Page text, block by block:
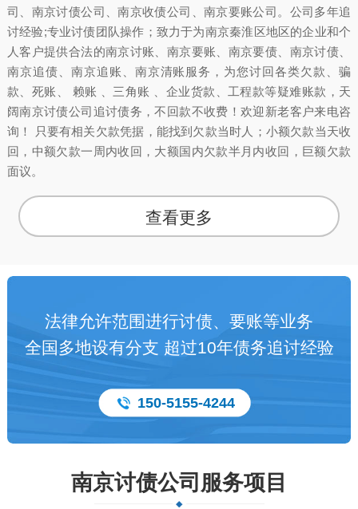
司、南京讨债公司、南京收债公司、南京要账公司。公司多年追
讨经验;专业讨债团队操作；致力于为南京秦淮区地区的企业和个
人客户提供合法的南京讨账、南京要账、南京要债、南京讨债、
南京追债、南京追账、南京清账服务，为您讨回各类欠款、骗
款、死账、 赖账 、三角账 、企业货款、工程款等疑难账款，天
阔南京讨债公司追讨债务，不回款不收费！欢迎新老客户来电咨
询！ 只要有相关欠款凭据，能找到欠款当时人；小额欠款当天收
回，中额欠款一周内收回，大额国内欠款半月内收回，巨额欠款
面议。
查看更多
法律允许范围进行讨债、要账等业务
全国多地设有分支 超过10年债务追讨经验
150-5155-4244
南京讨债公司服务项目